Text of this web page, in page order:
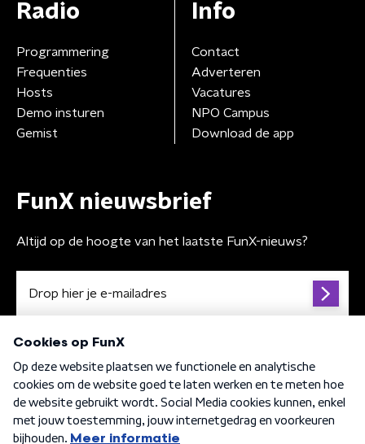
Radio
Programmering
Frequenties
Hosts
Demo insturen
Gemist
Info
Contact
Adverteren
Vacatures
NPO Campus
Download de app
FunX nieuwsbrief
Altijd op de hoogte van het laatste FunX-nieuws?
Algemene voorwaarden Privacybeleid